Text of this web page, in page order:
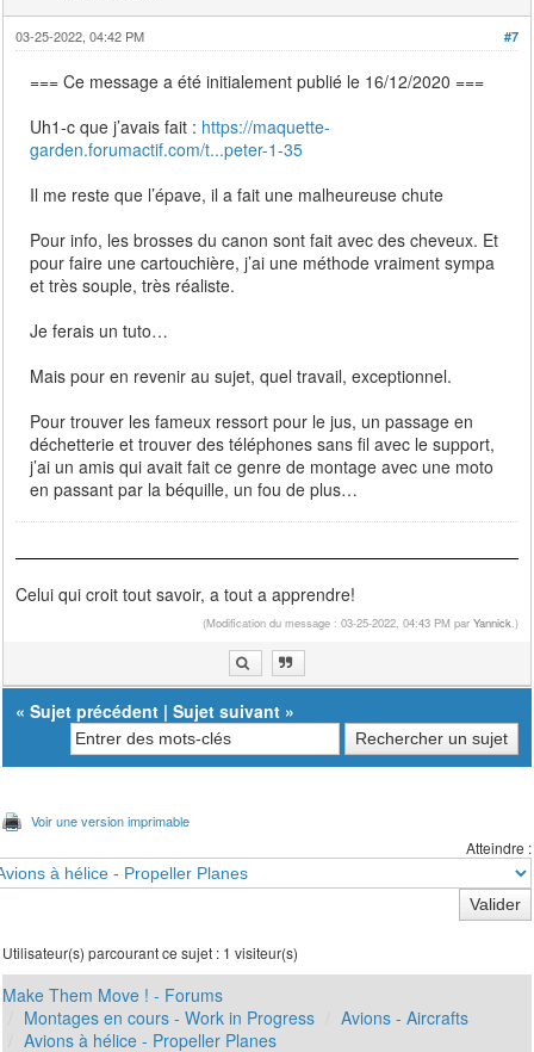
#7
03-25-2022, 04:42 PM
=== Ce message a été initialement publié le 16/12/2020 ===
Uh1-c que j’avais fait : https://maquette-
garden.forumactif.com/t...peter-1-35
Il me reste que l’épave, il a fait une malheureuse chute
Pour info, les brosses du canon sont fait avec des cheveux. Et
pour faire une cartouchière, j’ai une méthode vraiment sympa
et très souple, très réaliste.
Je ferais un tuto…
Mais pour en revenir au sujet, quel travail, exceptionnel.
Pour trouver les fameux ressort pour le jus, un passage en
déchetterie et trouver des téléphones sans fil avec le support,
j’ai un amis qui avait fait ce genre de montage avec une moto
en passant par la béquille, un fou de plus…
Celui qui croit tout savoir, a tout a apprendre!
(Modification du message : 03-25-2022, 04:43 PM par Yannick .)
«Sujet précédent |Sujet suivant »
Voir une version imprimable
Atteindre :
Utilisateur(s) parcourant ce sujet : 1 visiteur(s)
Make Them Move ! - Forums
Montages en cours - Work in Progress
Avions - Aircrafts
Avions à hélice - Propeller Planes